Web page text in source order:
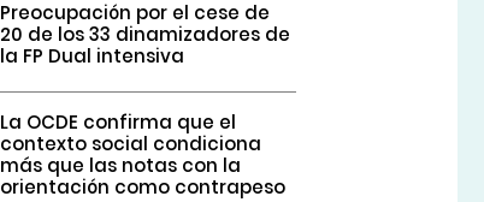
Preocupación por el cese de
20 de los 33 dinamizadores de
la FP Dual intensiva
La OCDE confirma que el
contexto social condiciona
más que las notas con la
orientación como contrapeso